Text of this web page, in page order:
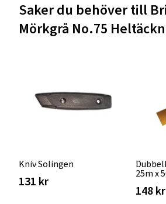
Saker du behöver till
Mörkgrå No.75
Kniv Solingen
131 kr
25m x
148 kr